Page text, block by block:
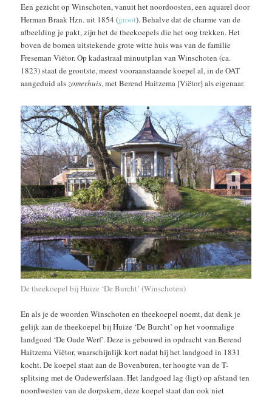
Een gezicht op Winschoten, vanuit het noordoosten, een aquarel door
Herman Braak Hzn. uit 1854 (groot). Behalve dat de charme van de
afbeelding je pakt, zijn het de theekoepels die het oog trekken. Het
boven de bomen uitstekende grote witte huis was van de familie
Freseman Viëtor. Op kadastraal minuutplan van Winschoten (ca.
1823) staat de grootste, meest vooraanstaande koepel al, in de OAT
aangeduid als zomerhuis, met Berend Haitzema [Viëtor] als eigenaar.
De theekoepel bij Huize ‘De Burcht’ (Winschoten)
En als je de woorden Winschoten en theekoepel noemt, dat denk je
gelijk aan de theekoepel bij Huize ‘De Burcht’ op het voormalige
landgoed ‘De Oude Werf’. Deze is gebouwd in opdracht van Berend
Haitzema Viëtor, waarschijnlijk kort nadat hij het landgoed in 1831
kocht. De koepel staat aan de Bovenburen, ter hoogte van de T-
splitsing met de Oudewerfslaan. Het landgoed lag (ligt) op afstand ten
noordwesten van de dorpskern, deze koepel staat dan ook niet